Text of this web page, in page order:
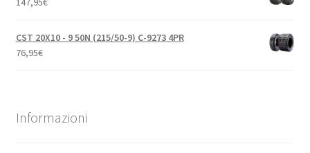
CST 20X10 - 9 50N (215/50-9) C-9273 4PR
76,95€
Informazioni